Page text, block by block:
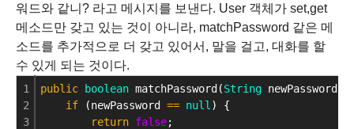
워드와 같니? 라고 메시지를 보낸다. User 객체가 set,get
메소드만 갖고 있는 것이 아니라, matchPassword 같은 메
소드를 추가적으로 더 갖고 있어서, 말을 걸고, 대화를 할
수 있게 되는 것이다.
1
2
3
public boolean matchPassword(String newPassword)
if (newPassword == null ) {
return false;